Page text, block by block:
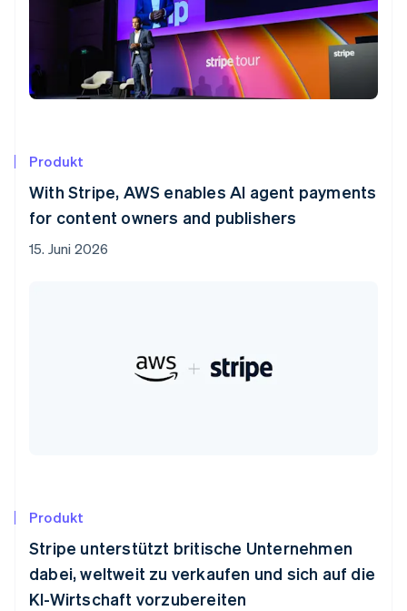
Produkt
With Stripe, AWS enables AI agent payments
for content owners and publishers
15. Juni 2026
Produkt
Stripe unterstützt britische Unternehmen
dabei, weltweit zu verkaufen und sich auf die
KI-Wirtschaft vorzubereiten